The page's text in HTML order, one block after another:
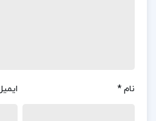
حکومت مى‌کنند سراسر هند را با
نام *